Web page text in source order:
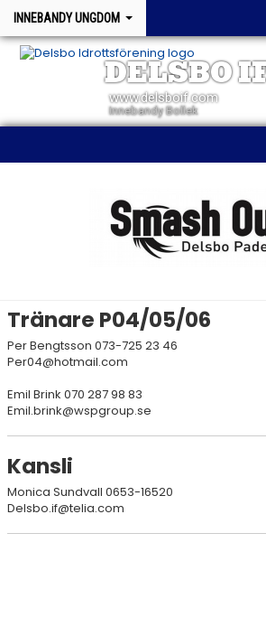
INNEBANDY UNGDOM
DELSBO
www.delsboif.com
Innebandy Bollek
KONTAKT
Tränare P04/05/06
Per Bengtsson 073-725 23 46
Per04@hotmail.com
Emil Brink 070 287 98 83
Emil.brink@wspgroup.se
Kansli
Monica Sundvall 0653-16520
Delsbo.if@telia.com